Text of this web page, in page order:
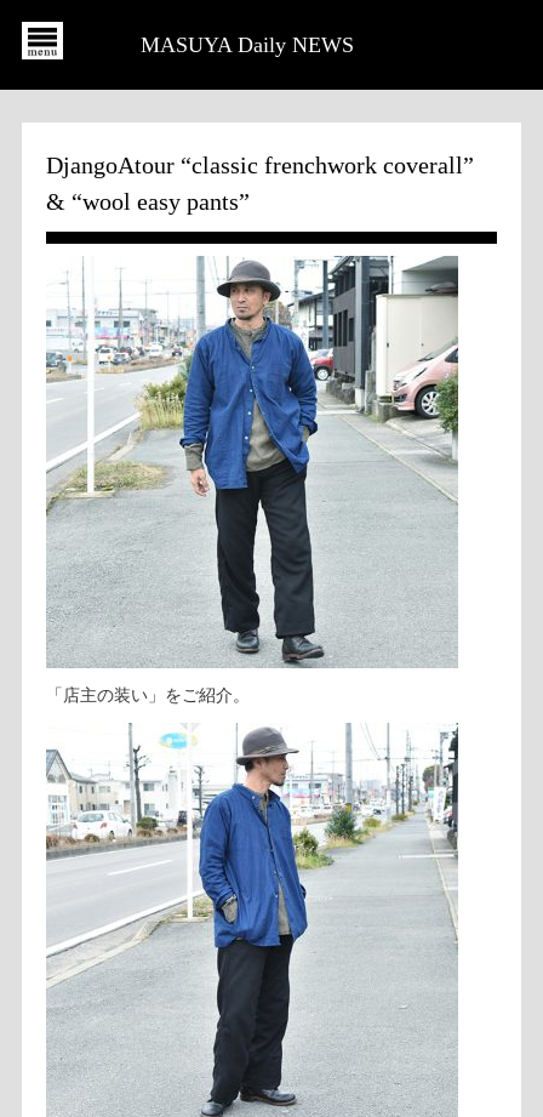
MASUYA Daily NEWS
DjangoAtour “classic frenchwork coverall”
& “wool easy pants”
「店主の装い」をご紹介。